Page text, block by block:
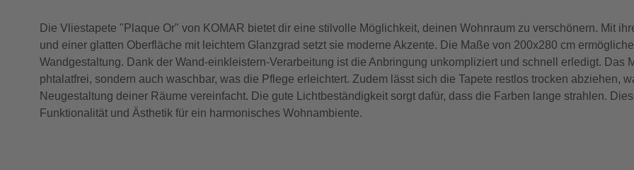
Die Vliestapete "Plaque Or" von KOMAR bietet dir eine stilvolle Möglichkeit, deinen Wohnraum zu verschönern. Mit
und einer glatten Oberfläche mit leichtem Glanzgrad setzt sie moderne Akzente. Die Maße von 200x280 cm
Wandgestaltung. Dank der Wand-einkleistern-Verarbeitung ist die Anbringung unkompliziert und schnell erledigt. Das
phtalatfrei, sondern auch waschbar, was die Pflege erleichtert. Zudem lässt sich die Tapete restlos trocken abziehen,
Neugestaltung deiner Räume vereinfacht. Die gute Lichtbeständigkeit sorgt dafür, dass die Farben lange strahlen.
Funktionalität und Ästhetik für ein harmonisches Wohnambiente.